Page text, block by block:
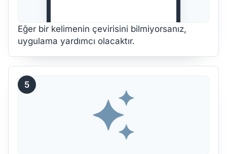
Eğer bir kelimenin çevirisini bilmiyorsanız,
uygulama yardımcı olacaktır.
5